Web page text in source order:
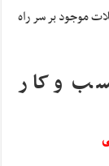
موجود بر سر راه
۲۵۰ هزار کسب ‌و کار